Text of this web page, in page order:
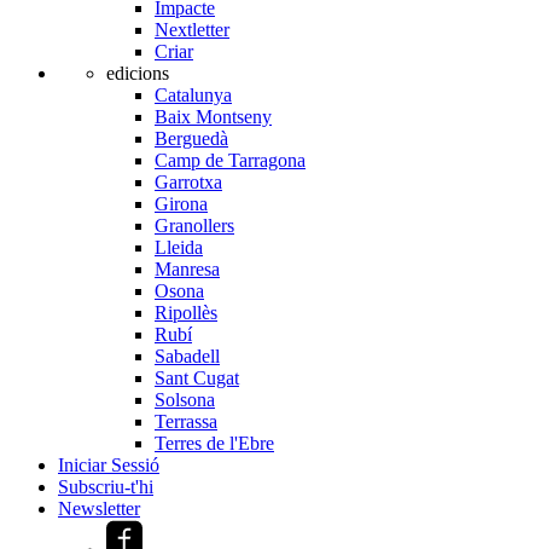
Impacte
Nextletter
Criar
edicions
Catalunya
Baix Montseny
Berguedà
Camp de Tarragona
Garrotxa
Girona
Granollers
Lleida
Manresa
Osona
Ripollès
Rubí
Sabadell
Sant Cugat
Solsona
Terrassa
Terres de l'Ebre
Iniciar Sessió
Subscriu-t'hi
Newsletter